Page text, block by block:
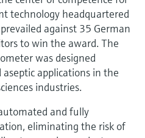
о
с
technology headquartered
against 35 German
to win the award. The
was designed
applications in the
industries.
and fully
eliminating the risk of